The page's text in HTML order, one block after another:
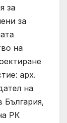
за
за
на
арх.
на
България,
РК